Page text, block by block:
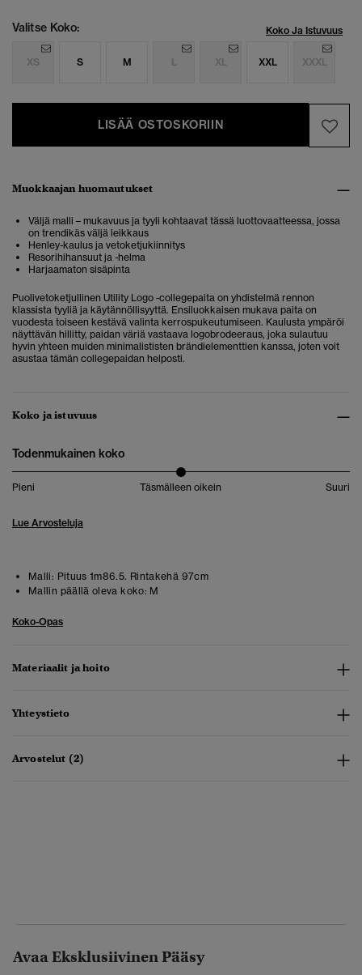
Valitse Koko: Koko Ja Istuvuus
XS S M L XL XXL XXXL
LISÄÄ OSTOSKORIIN
Muokkaajan huomautukset
Väljä malli – mukavuus ja tyyli kohtaavat tässä luottovaatteessa, jossa
on trendikäs väljä leikkaus
Henley-kaulus ja vetoketjukiinnitys
Resorihihansuut ja -helma
Harjaamaton sisäpinta
Puolivetoketjullinen Utility Logo -collegepaita on yhdistelmä rennon
klassista tyyliä ja käytännöllisyyttä. Ensiluokkaisen mukava paita on
vuodesta toiseen kestävä valinta kerrospukeutumiseen. Kaulusta ympäröi
näyttävän hillitty, paidan väriä vastaava logobrodeeraus, joka sulautuu
hyvin yhteen muiden minimalististen brändielementtien kanssa, joten voit
asustaa tämän collegepaidan helposti.
Koko ja istuvuus
Todenmukainen koko
Pieni Täsmälleen oikein Suuri
Lue Arvosteluja
Malli: Pituus 1m86.5. Rintakehä 97cm
Mallin päällä oleva koko: M
Koko-Opas
Materiaalit ja hoito
Yhteystieto
Arvostelut (2)
Avaa Eksklusiivinen Pääsy